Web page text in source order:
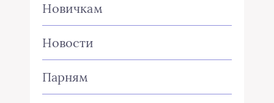
Новичкам
Новости
Парням